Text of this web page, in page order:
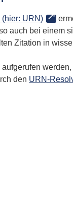
(hier: URN)
auch bei einem
Zitation in
den URN-